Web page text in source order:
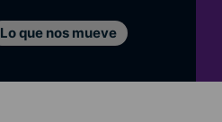
Lo que nos mueve